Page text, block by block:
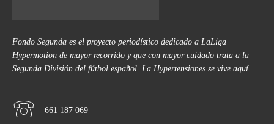
Fondo Segunda es el proyecto periodístico dedicado a LaLiga
Hypermotion de mayor recorrido y que con mayor cuidado trata a la
Segunda División del fútbol español. La Hypertensiones se vive aquí.
661 187 069